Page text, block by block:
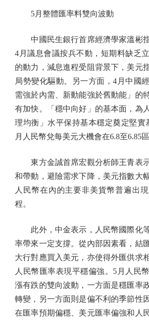
5月整體匯率料雙向波動
中國民生銀行首席經濟學家溫彬
4月議息會議按兵不動，短期料缺乏
的動力，減息進程受阻背景下，美元
局勢變化驅動。另一方面，4月中國
需強於內需、新動能強於舊動能」的
有加快。「穩中向好」的基本面，為
理均衡」水平保持基本穩定奠定堅實
月人民幣兌每美元大機會在6.8至6.85
東方金誠首席宏觀分析師王青表
和帶動，避險需求下降，美元指數大
人民幣在內的主要非美貨幣普遍出
程。
此外，中金表示，人民幣國際化
率帶來一定支撐。從內部因素看，結
大行對應買入美元，亦使得外匯供求
人民幣匯率表現平穩偏強。5月人民
漲有跌的雙向波動，一方面是穩匯率
轉變，另一方面則是偏不利的季節性
在匯率預期偏穩、美元匯率偏強和人